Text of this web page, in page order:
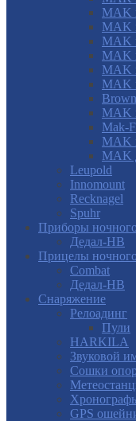
MAK
MAK
MAK
MAK
MAK
MAK
MAK
Mak-
MAK
MAK
Leupold
Innomount
Recknagel
Spuhr
Приборы
Дедал-НВ
Прицелы
Combat
Дедал-НВ
Снаряжение
Релоадинг
Пули
HARKILA
Звуковой
Сошки
GPS